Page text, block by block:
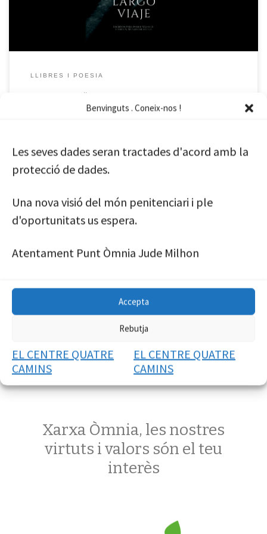
Benvinguts . Coneix-nos !
Les seves dades seran tractades d'acord amb la
protecció de dades.
Una nova visió del món penitenciari i ple
d'oportunitats us espera.
Atentament Punt Òmnia Jude Milhon
Accepta
Rebutja
EL CENTRE QUATRE
CAMINS
EL CENTRE QUATRE
CAMINS
LLIBRES I POESIA
El llibre. “Un llarg viatge”
bycpquatrecamins Published20 de març de 2024
Xarxa Òmnia, les nostres
virtuts i valors són el teu
interès